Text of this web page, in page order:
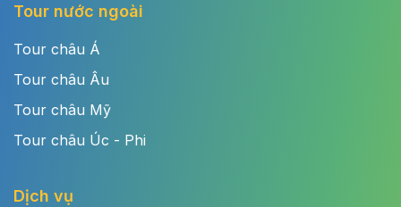
Tour nước ngoài
Tour châu Á
Tour châu Âu
Tour châu Mỹ
Tour châu Úc - Phi
Dịch vụ